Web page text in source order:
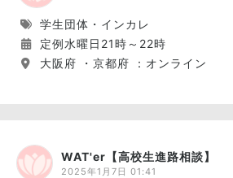
学生団体・インカレ
定例水曜日21時～22時
大阪府 ・京都府 ：オンライン
WAT'er【高校生進路相談】
2025年1月7日 01:41